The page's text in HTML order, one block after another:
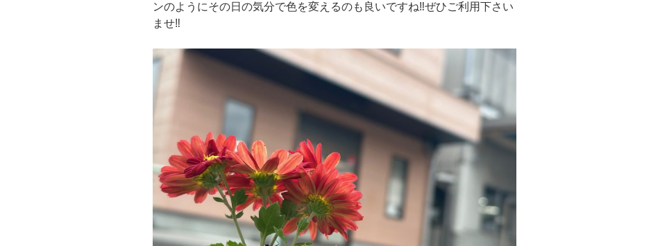
ンのようにその日の気分で色を変えるのも良いですね‼︎ぜひご利用下さい
ませ‼︎